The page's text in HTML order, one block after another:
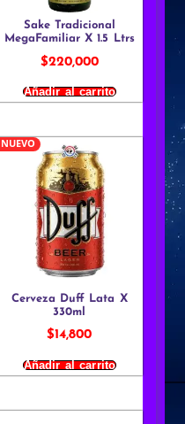
Sake Tradicional
MegaFamiliar X 1.5 Ltrs
$220,000
Añadir al carrito
NUEVO
Cerveza Duff Lata X
330ml
$14,800
Añadir al carrito